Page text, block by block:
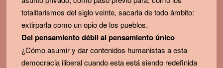
totalitarismos del siglo veinte, sacarla de todo ámbito:
extirparla como un opio de los pueblos.
Del pensamiento débil al pensamiento único
¿Cómo asumir y dar contenidos humanistas a esta
democracia iliberal cuando esta está siendo redefinida